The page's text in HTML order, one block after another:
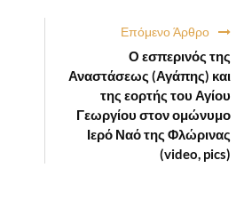
Επόμενο Άρθρο
Ο εσπερινός της
Αναστάσεως (Αγάπης) και
της εορτής του Αγίου
Γεωργίου στον ομώνυμο
Ιερό Ναό της Φλώρινας
(video, pics)